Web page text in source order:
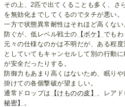
その上、2匹で出てくることも多く、さ
を無効化までしてくるのでタチが悪い。
一方で状態異常耐性はそれほど高くな
防ぐが、低レベル戦士の 【ボケ】 でもわ
元々の仕様なのかは不明だが、ある程
としていてもキャンセルして別の行動
が安全だったりする。
防御力もあまり高くはないため、眠り
掛けての各個撃破が望ましい。
通常ドロップは
【けものの皮】 、レア
秘密】
。